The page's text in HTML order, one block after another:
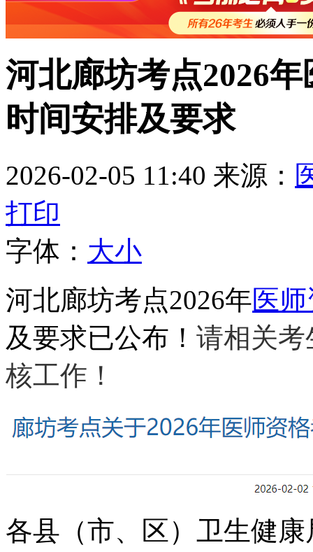
河北廊坊考点2026
时间安排及要求
2026-02-05 11:40 来源：
打印
字体： 大小
河北廊坊考点2026年医
及要求已公布！ 请相关
核工作！
各县（市、区）卫生健